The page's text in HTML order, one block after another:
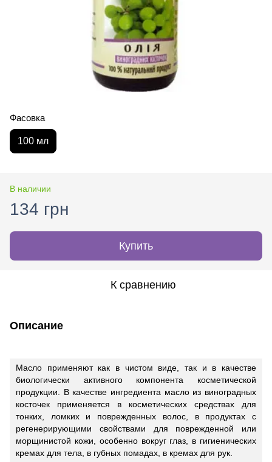
Фасовка
100 мл
В наличии
134 грн
Купить
К сравнению
Описание
Масло применяют как в чистом виде, так и в качестве
биологически активного компонента косметической
продукции. В качестве ингредиента масло из виноградных
косточек применяется в косметических средствах для
тонких, ломких и поврежденных волос, в продуктах с
регенерирующими свойствами для поврежденной или
морщинистой кожи, особенно вокруг глаз, в гигиенических
кремах для тела, в губных помадах, в кремах для рук.